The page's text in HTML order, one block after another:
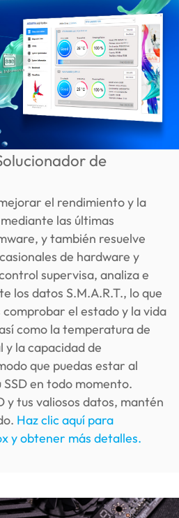
de
el rendimiento y la
las últimas
y también resuelve
de hardware y
supervisa, analiza e
los datos S.M.A.R.T., lo que
el estado y la vida
como la temperatura de
la capacidad de
que puedas estar al
en todo momento.
y tus valiosos datos, mantén
Haz clic aquí para
y obtener más detalles.